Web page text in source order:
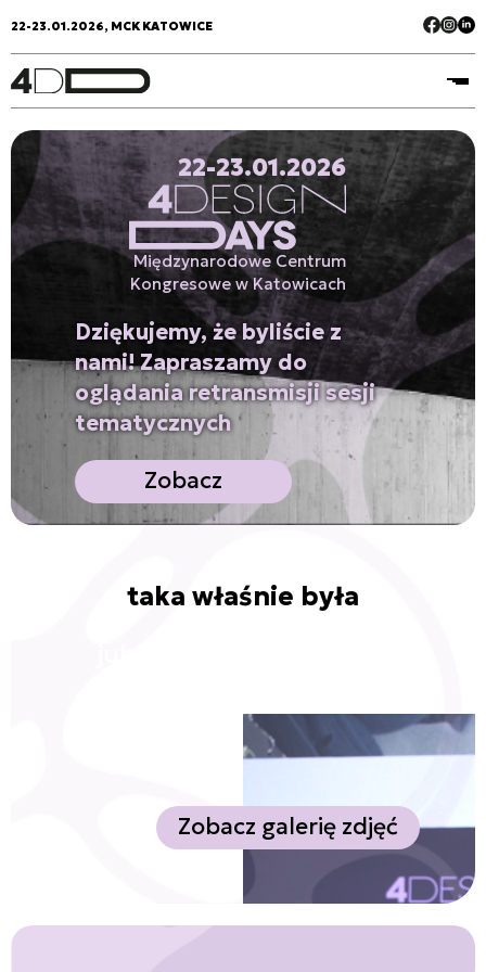
22-23.01.2026, MCK KATOWICE
22-23.01.2026
Międzynarodowe Centrum
Kongresowe w Katowicach
Dziękujemy, że byliście z
nami! Zapraszamy do
oglądania retransmisji sesji
tematycznych
Zobacz
taka właśnie była
Zobacz galerię zdjęć